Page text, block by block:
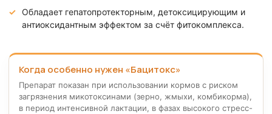
Обладает гепатопротекторным, детоксицирующим и
антиоксидантным эффектом за счёт фитокомплекса.
Когда особенно нужен «Бацитокс»
Препарат показан при использовании кормов с риском
загрязнения микотоксинами (зерно, жмыхи, комбикорма),
в период интенсивной лактации, в фазах высокого стресс-